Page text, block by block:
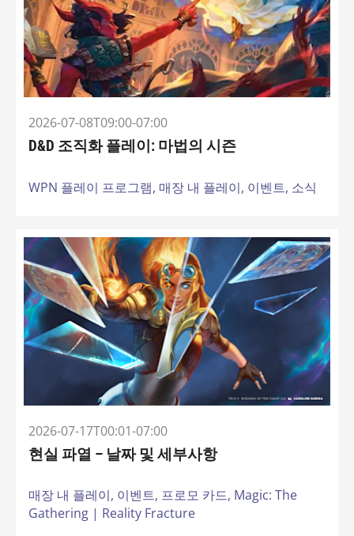
2026-07-08T09:00-07:00
D&D 조직화 플레이: 마법의 시즌
WPN 플레이 프로그램, 매장 내 플레이, 이벤트, 소식
2026-07-17T00:01-07:00
현실 파열 – 날짜 및 세부사항
매장 내 플레이, 이벤트, 프로모 카드, Magic: The
Gathering | Reality Fracture